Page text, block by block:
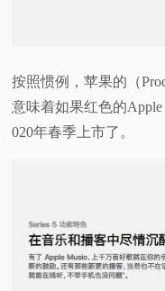
按照惯例，苹果的（
意味着如果红色的Apple
020年春季上市了。